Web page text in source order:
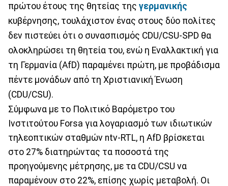
πρώτου έτους της θητείας της γερμανικής
κυβέρνησης, τουλάχιστον ένας στους δύο πολίτες
δεν πιστεύει ότι ο συνασπισμός CDU/CSU-SPD θα
ολοκληρώσει τη θητεία του, ενώ η Εναλλακτική για
τη Γερμανία (AfD) παραμένει πρώτη, με προβάδισμα
πέντε μονάδων από τη Χριστιανική Ένωση
(CDU/CSU).
Σύμφωνα με το Πολιτικό Βαρόμετρο του
Ινστιτούτου Forsa για λογαριασμό των ιδιωτικών
τηλεοπτικών σταθμών ntv-RTL, η AfD βρίσκεται
στο 27% διατηρώντας τα ποσοστά της
προηγούμενης μέτρησης, με τα CDU/CSU να
παραμένουν στο 22%, επίσης χωρίς μεταβολή. Οι